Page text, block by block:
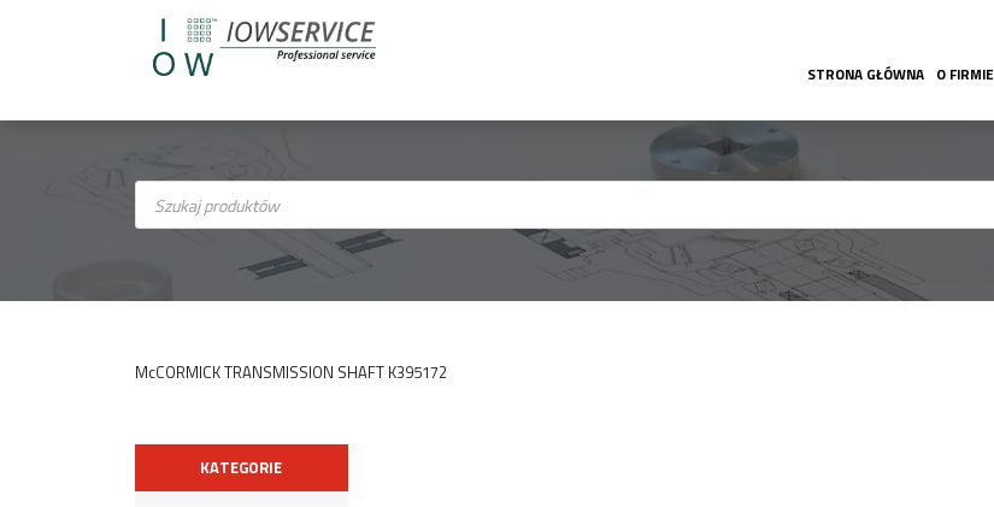
STRONA GŁÓWNA O FIRMIE
Wyszukiwarka
produktów
McCORMICK TRANSMISSION SHAFT K395172
KATEGORIE